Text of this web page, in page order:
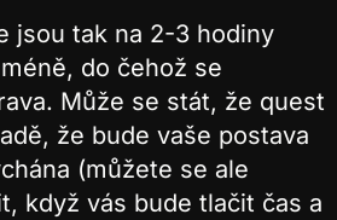
jsou tak na 2-3 hodiny
do čehož se
Může se stát, že quest
že bude vaše postava
(můžete se ale
když vás bude tlačit čas a